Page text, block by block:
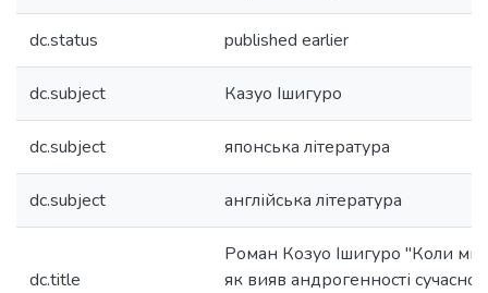
dc.status published earlier
dc.subject Казуо Ішигуро
dc.subject японська література
dc.subject англійська література
dc.title
Роман Козуо Ішигуро "Коли ми
як вияв андрогенності сучасної